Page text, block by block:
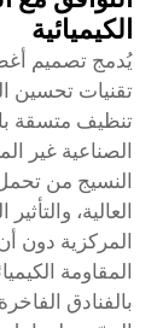
الكيميائية
يُدمج تصميم
تقنيات تحسين
تنظيف متسقة
الصناعية غير
النسيج من
العالية،
المركزية دون
المقاومة
بالفنادق